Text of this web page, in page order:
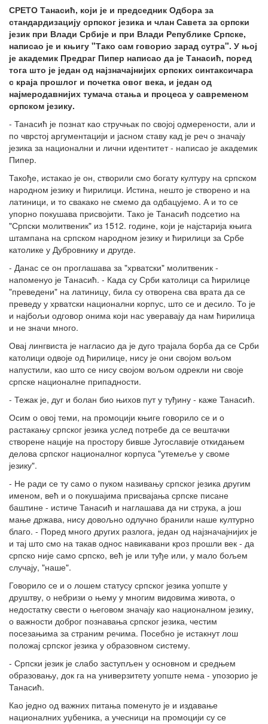
СРЕТО Танасић, који је и председник Одбора за
стандардизацију српског језика и члан Савета за српски
језик при Влади Србије и при Влади Републике Српске,
написао је и књигу "Тако сам говорио зарад сутра". У њој
је академик Предраг Пипер написао да је Танасић, поред
тога што је један од најзначајнијих српских синтаксичара
с краја прошлог и почетка овог века, и један од
најмеродавнијих тумача стања и процеса у савременом
српском језику.
- Танасић је познат као стручњак по својој одмерености, али и
по чврстој аргументацији и јасном ставу кад је реч о значају
језика за национални и лични идентитет - написао је академик
Пипер.
Такође, истакао је он, створили смо богату културу на српском
народном језику и ћирилици. Истина, нешто је створено и на
латиници, и то свакако не смемо да одбацујемо. А и то се
упорно покушава присвојити. Тако је Танасић подсетио на
"Српски молитвеник" из 1512. године, који је најстарија књига
штампана на српском народном језику и ћирилици за Србе
католике у Дубровнику и другде.
- Данас се он проглашава за "хрватски" молитвеник -
напоменуо је Танасић. - Када су Срби католици са ћирилице
"преведени" на латиницу, била су отворена сва врата да се
преведу у хрватски национални корпус, што се и десило. То је
и најбољи одговор онима који нас уверавају да нам ћирилица
и не значи много.
Овај лингвиста је нагласио да је дуго трајала борба да се Срби
католици одвоје од ћирилице, нису је они својом вољом
напустили, као што се нису својом вољом одрекли ни своје
српске националне припадности.
- Тежак је, дуг и болан био њихов пут у туђину - каже Танасић.
Осим о овој теми, на промоцији књиге говорило се и о
растакању српског језика услед потребе да се вештачки
створене нације на простору бивше Југославије откидањем
делова српског националног корпуса "утемеље у своме
језику".
- Не ради се ту само о пуком називању српског језика другим
именом, већ и о покушајима присвајања српске писане
баштине - истиче Танасић и наглашава да ни струка, а још
мање држава, нису довољно одлучно бранили наше културно
благо. - Поред много других разлога, један од најзначајнијих је
и тај што смо на такав однос навикавани кроз прошли век - да
српско није само српско, већ је или туђе или, у мало бољем
случају, "наше".
Говорило се и о лошем статусу српског језика уопште у
друштву, о небризи о њему у многим видовима живота, о
недостатку свести о његовом значају као националном језику,
о важности доброг познавања српског језика, честим
посезањима за страним речима. Посебно је истакнут лош
положај српског језика у образовном систему.
- Српски језик је слабо заступљен у основном и средњем
образовању, док га на универзитету уопште нема - упозорио је
Танасић.
Као једно од важних питања поменуто је и издавање
националних уџбеника, а учесници на промоцији су се